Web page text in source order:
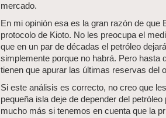
mercado.
En mi opinión esa es la gran razón de que
protocolo de Kioto. No les preocupa el
que en un par de décadas el petróleo
simplemente porque no habrá. Pero hasta
tienen que apurar las últimas reservas del
Si este análisis es correcto, no creo que
pequeña isla deje de depender del
mucho más si tenemos en cuenta que la